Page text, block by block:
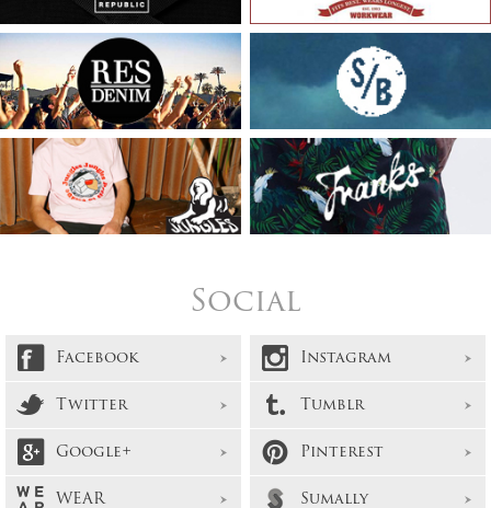
Social
Facebook
Instagram
Twitter
Tumblr
Google+
Pinterest
WEAR
Sumally